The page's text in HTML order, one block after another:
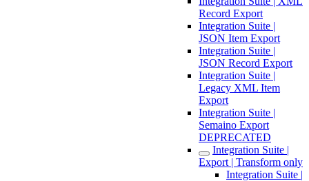
Record Export
Integration Suite |
JSON Item Export
Integration Suite |
JSON Record Export
Integration Suite |
Legacy XML Item
Export
Integration Suite |
Semaino Export
DEPRECATED
Integration Suite |
Export | Transform only
Integration Suite |